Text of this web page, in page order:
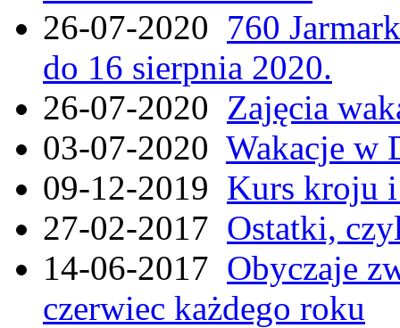
26-07-2020 760
do 16 sierpnia 2020.
26-07-2020 Zajęcia
03-07-2020 Wakacje w
09-12-2019 Kurs kroju i
27-02-2017 Ostatki,
14-06-2017 Obyczaje
czerwiec każdego roku